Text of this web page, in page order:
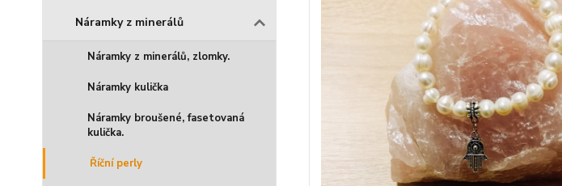
Náramky z minerálů
Náramky z minerálů, zlomky.
Náramky kulička
Náramky broušené, fasetovaná
kulička.
Říční perly